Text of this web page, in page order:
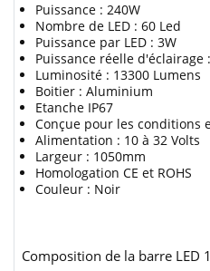
Puissance : 240W
Nombre de LED : 60 Led
Puissance par LED : 3W
Puissance réelle d'éclairage
Luminosité : 13300 Lumens
Boitier : Aluminium
Etanche IP67
Conçue pour les conditions
Alimentation : 10 à 32 Volts
Largeur : 1050mm
Homologation CE et ROHS
Couleur : Noir
Composition de la barre LED